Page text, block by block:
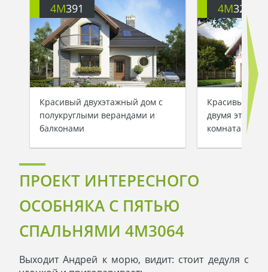
4M391
Красивый двухэтажный дом с
полукруглыми верандами и
балконами
4M3200
Красивый
двумя
комнатами
ПРОЕКТ ИНТЕРЕСНОГО
ОСОБНЯКА С ПЯТЬЮ
СПАЛЬНЯМИ 4M3064
Выходит Андрей к морю, видит: стоит дедуля с